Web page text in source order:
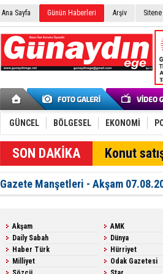
Ana Sayfa Günün Haberleri Arşiv
GÜNCEL BÖLGESEL EKONOMİ
SON DAKİKA Konut
Gazete Manşetleri - Akşam
Akşam AMK
Daily Sabah
Dünya
Haber Türk
Hürriyet
Milliyet
Odak Gazetesi